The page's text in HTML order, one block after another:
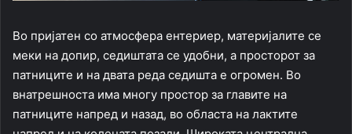
Во пријатен со атмосфера ентериер, материјалите се
меки на допир, седиштата се удобни, а просторот за
патниците и на двата реда седишта е огромен. Во
внатрешноста има многу простор за главите на
патниците напред и назад, во областа на лактите